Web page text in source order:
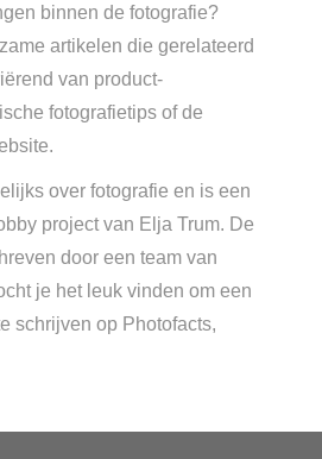
binnen de fotografie?
artikelen die gerelateerd
van product-
fotografietips of de
over fotografie en is een
project van Elja Trum. De
door een team van
je het leuk vinden om een
schrijven op Photofacts,